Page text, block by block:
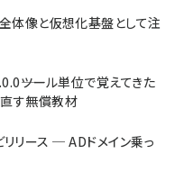
体像と仮想化基盤として注
ツール単位で覚えてきた
す無償教材
リリース ─ ADドメイン乗っ